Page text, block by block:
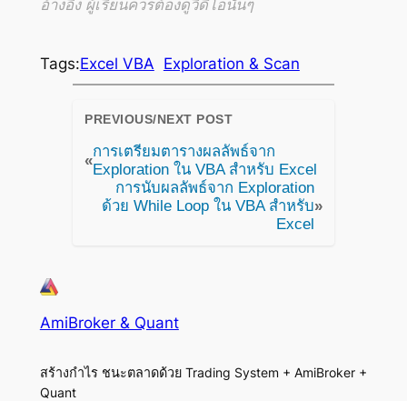
อ้างอิง ผู้เรียนควรต้องดูวิดีโอนั้นๆ
Tags:Excel VBA Exploration & Scan
PREVIOUS/NEXT POST
«
การเตรียมตารางผลลัพธ์จาก
Exploration ใน VBA สำหรับ Excel
การนับผลลัพธ์จาก Exploration
ด้วย While Loop ใน VBA สำหรับ
Excel
»
AmiBroker & Quant
สร้างกำไร ชนะตลาดด้วย Trading System + AmiBroker +
Quant